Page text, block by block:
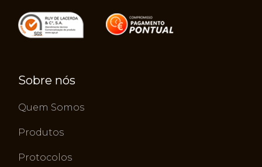
Sobre nós
Quem Somos
Produtos
Protocolos